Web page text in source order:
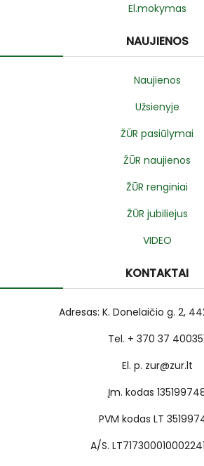
El.mokymas
NAUJIENOS
Naujienos
Užsienyje
ŽŪR pasiūlymai
ŽŪR naujienos
ŽŪR renginiai
ŽŪR jubiliejus
VIDEO
KONTAKTAI
Adresas: K. Donelaičio g. 2,
Tel. + 370 37
El. p. zur@zur.lt
Įm. kodas
PVM kodas LT
A/S.